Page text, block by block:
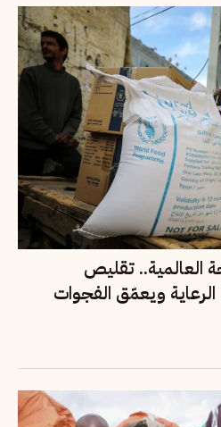
العالمية.. تقليص
ويعمّق الفجوات